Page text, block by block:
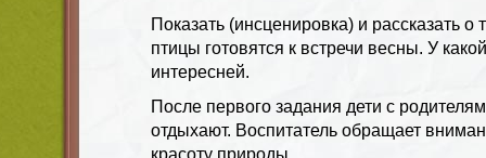
Показать (инсценировка) и рассказать о
птицы готовятся к встречи весны. У
интересней.
После первого задания дети с
отдыхают. Воспитатель обращает
красоту природы.